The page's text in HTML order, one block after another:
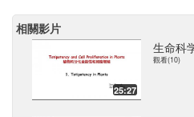
相關影片
25:27
生命科
觀看(10)